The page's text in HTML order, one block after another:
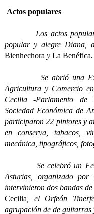
Actos populares
Los actos populares
popular y alegre Diana,
Bienhechora y La Benéfica.
Se abrió una
Agricultura y Comercio
Cecilia -Parlamento
Sociedad Económica de
participaron 22 pintores y
en conserva, tabacos,
mecánica, tipográficos,
Se celebró un
Asturias, organizado
intervinieron dos bandas
Cecilia , el Orfeón
agrupación de de guitarras